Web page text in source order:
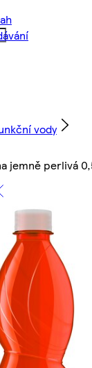
vody
jemně perlivá